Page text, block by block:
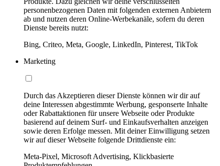
personenbezogenen Daten mit folgenden externen Anbietern
ab und nutzen deren Online-Werbekanäle, sofern du deren
Dienste bereits nutzt:
Bing, Criteo, Meta, Google, LinkedIn, Pinterest, TikTok
Marketing
Durch das Akzeptieren dieser Dienste können wir dir auf
deine Interessen abgestimmte Werbung, gesponserte Inhalte
oder Rabattaktionen für unsere Webseite oder Produkte
basierend auf deinem Surf- und Einkaufsverhalten anzeigen
sowie deren Erfolge messen. Mit deiner Einwilligung setzen
wir auf dieser Webseite folgende Drittdienste ein:
Meta-Pixel, Microsoft Advertising, Klickbasierte